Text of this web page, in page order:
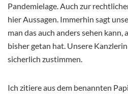
Pandemielage. Auch zur
hier Aussagen. Immerhin sagt
man das auch anders sehen kann,
bisher getan hat. Unsere
sicherlich zustimmen.
Ich zitiere aus dem benannten